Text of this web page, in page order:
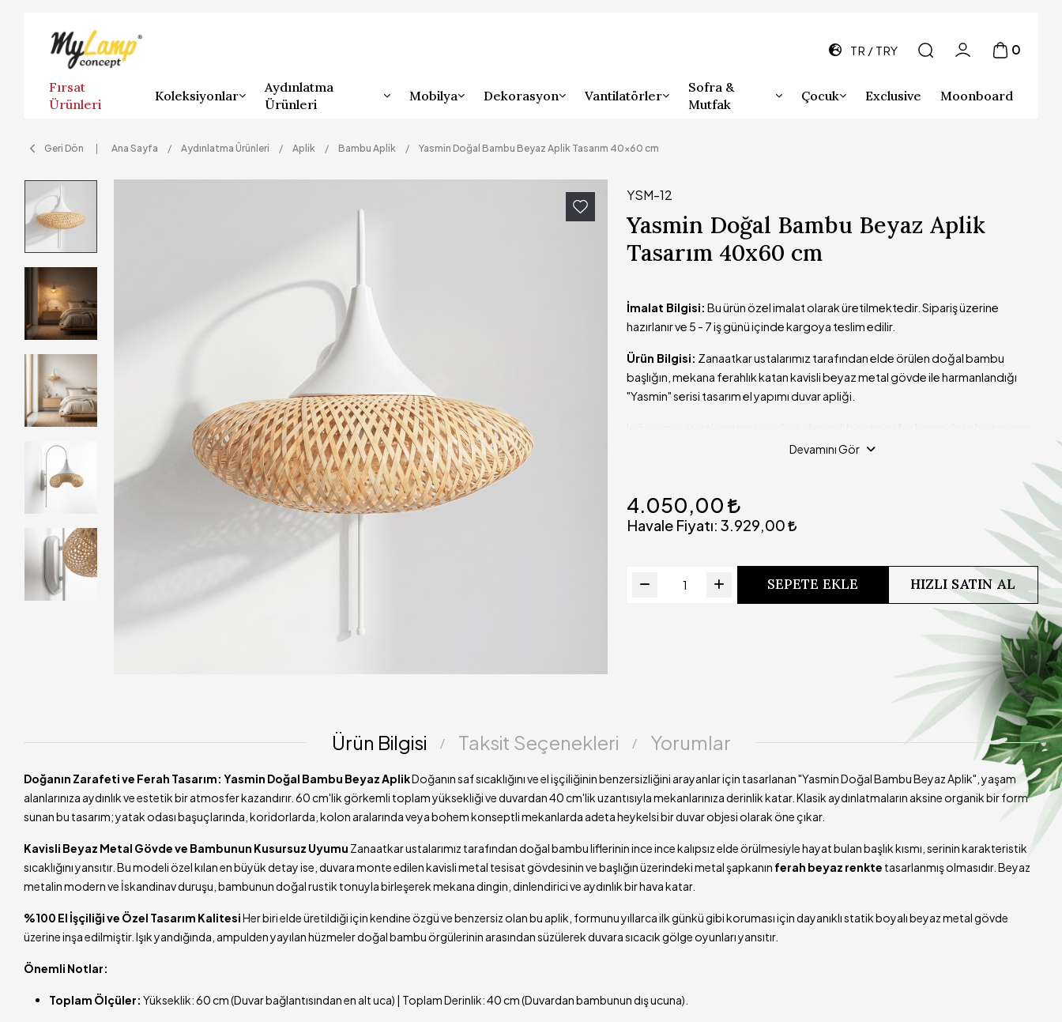
Fırsat
Ürünleri
Koleksiyonlar
Aydınlatma
Ürünleri
Mobilya Dekorasyon Vantilatörler
Sofra &
Mutfak
Çocuk Exclusive Moonboard
TR TRY 0
Geri Dön Ana Sayfa Aydınlatma Ürünleri Aplik Bambu Aplik Yasmin Doğal Bambu Beyaz Aplik Tasarım 40x60 cm
YSM-12
Yasmin Doğal Bambu Beyaz Aplik
Tasarım 40x60 cm
İmalat Bilgisi: Bu ürün özel imalat olarak üretilmektedir. Sipariş üzerine
hazırlanır ve 5 - 7 iş günü içinde kargoya teslim edilir.
Ürün Bilgisi: Zanaatkar ustalarımız tarafından elde örülen doğal bambu
başlığın, mekana ferahlık katan kavisli beyaz metal gövde ile harmanlandığı
"Yasmin" serisi tasarım el yapımı duvar apliği.
İskandinav, bohem ve rustik dekorasyon tarzlarıyla kusursuz bir uyum yakalar.
YASMİN DOĞAL BAMBU BEYAZ APLİK (40x60 CM) · Teknik Detaylar
Yasmin Doğal Bambu Beyaz Aplik Tasarım 40x60 cm
60 cm (Duvar bağlantısından en alt uca)
40 cm (Duvardan bambu başlığın uç noktasına kadar)
Beyaz Kavisli Metal Duvar Bağlantısı ve Metal Şapka
Üretim Şekli
Tamamı El İşçiliği (Doğal ürün olduğu için formda minimal
Duy Tipi
1 x E27 Standart Duy
Ampul
Uyumluluğu
Dahil Değildir (Isınmayı önlemek içinyalnızca LED ampul
önerilir)
Kullanım Alanı
Bohem/İskandinav Mekanlar
Teslimat
Süresi
Devamını Gör
4.050,00
Havale Fiyatı: 3.929,00
SEPETE EKLE HIZLI SATIN AL
Ürün Bilgisi Taksit Seçenekleri Yorumlar
Doğanın Zarafeti ve Ferah Tasarım: Yasmin Doğal Bambu Beyaz AplikDoğanın saf sıcaklığını ve el işçiliğinin benzersizliğini arayanlar için tasarlanan "Yasmin Doğal Bambu Beyaz Aplik", yaşam
alanlarınıza aydınlık ve estetik bir atmosfer kazandırır. 60 cm'lik görkemli toplam yüksekliği ve duvardan 40 cm'lik uzantısıyla mekanlarınıza derinlik katar. Klasik aydınlatmaların aksine organik bir form
sunan bu tasarım; yatak odası başuçlarında, koridorlarda, kolon aralarında veya bohem konseptli mekanlarda adeta heykelsi bir duvar objesi olarak öne çıkar.
Kavisli Beyaz Metal Gövde ve Bambunun Kusursuz Uyumu Zanaatkar ustalarımız tarafından doğal bambu liflerinin ince ince kalıpsız elde örülmesiyle hayat bulan başlık kısmı, serinin karakteristik
sıcaklığını yansıtır. Bu modeli özel kılan en büyük detay ise, duvara monte edilen kavisli metal tesisat gövdesinin ve başlığın üzerindeki metal şapkanın ferah beyaz renkte tasarlanmış olmasıdır. Beyaz
metalin modern ve İskandinav duruşu, bambunun doğal rustik tonuyla birleşerek mekana dingin, dinlendirici ve aydınlık bir hava katar.
%100 El İşçiliği ve Özel Tasarım KalitesiHer biri elde üretildiği için kendine özgü ve benzersiz olan bu aplik, formunu yıllarca ilk günkü gibi koruması için dayanıklı statik boyalı beyaz metal gövde
üzerine inşa edilmiştir. Işık yandığında, ampulden yayılan hüzmeler doğal bambu örgülerinin arasından süzülerek duvara sıcacık gölge oyunları yansıtır.
Önemli Notlar:
Toplam Ölçüler: Yükseklik: 60 cm (Duvar bağlantısından en alt uca) | Toplam Derinlik: 40 cm (Duvardan bambunun dış ucuna).